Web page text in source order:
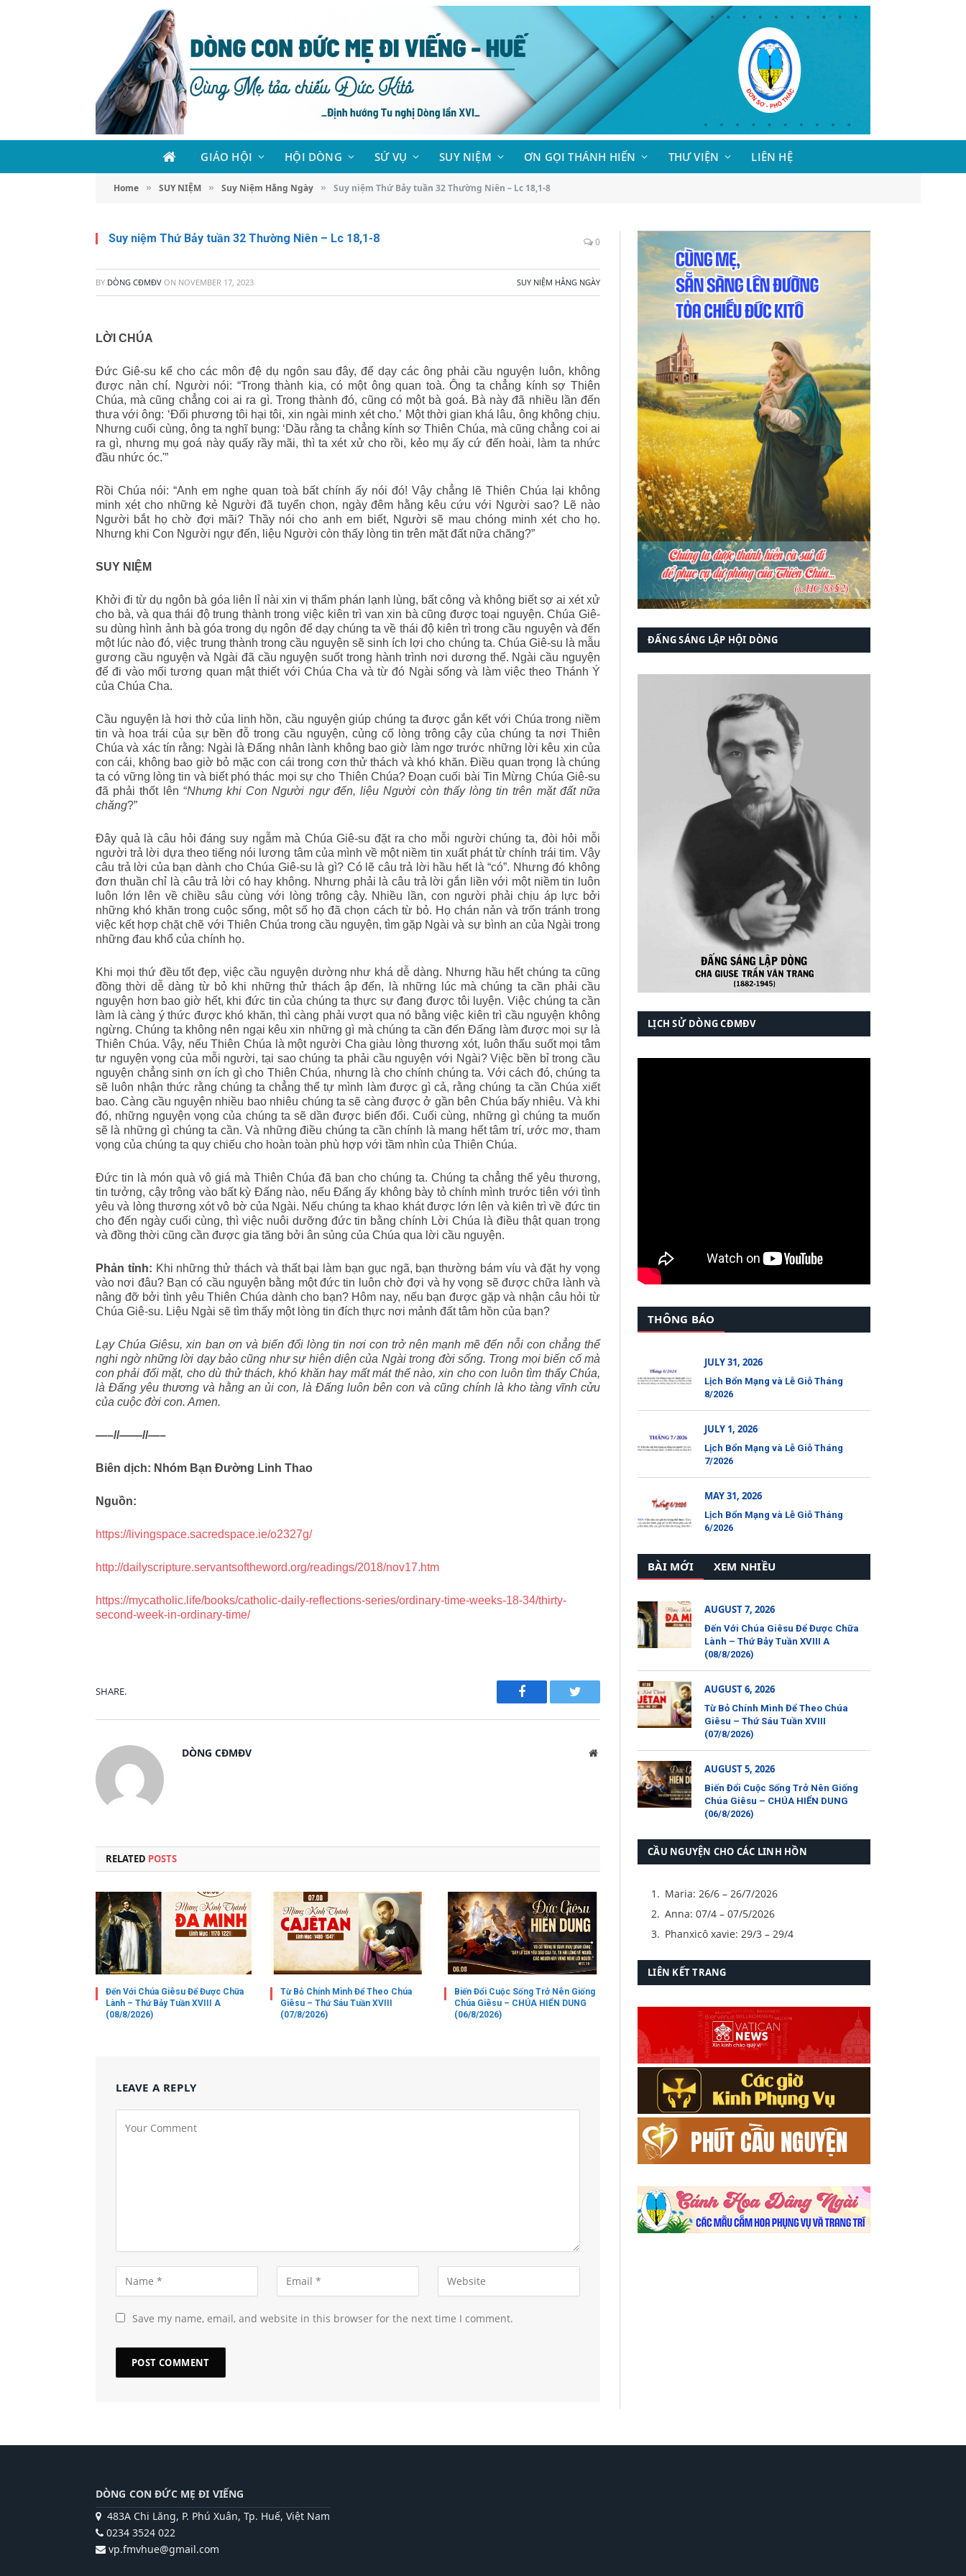
GIÁO HỘI HỘI DÒNG SỨ VỤ SUY NIỆM ƠN GỌI THÁNH HIẾN THƯ VIỆN LIÊN HỆ
Home » SUY NIỆM » Suy Niệm Hằng Ngày » Suy niệm Thứ Bảy tuần 32 Thường Niên – Lc 18,1-8
Suy niệm Thứ Bảy tuần 32 Thường Niên – Lc 18,1-8 0
BY DÒNG CĐMĐV ON NOVEMBER 17, 2023 SUY NIỆM HẰNG NGÀY
LỜI CHÚA
Đức Giê-su kể cho các môn đệ dụ ngôn sau đây, để dạy các ông phải cầu nguyện luôn, không
được nản chí. Người nói: “Trong thành kia, có một ông quan toà. Ông ta chẳng kính sợ Thiên
Chúa, mà cũng chẳng coi ai ra gì. Trong thành đó, cũng có một bà goá. Bà này đã nhiều lần đến
thưa với ông: ‘Đối phương tôi hại tôi, xin ngài minh xét cho.’ Một thời gian khá lâu, ông không chịu.
Nhưng cuối cùng, ông ta nghĩ bụng: ‘Dầu rằng ta chẳng kính sợ Thiên Chúa, mà cũng chẳng coi ai
ra gì, nhưng mụ goá này quấy rầy mãi, thì ta xét xử cho rồi, kẻo mụ ấy cứ đến hoài, làm ta nhức
đầu nhức óc.'”
Rồi Chúa nói: “Anh em nghe quan toà bất chính ấy nói đó! Vậy chẳng lẽ Thiên Chúa lại không
minh xét cho những kẻ Người đã tuyển chọn, ngày đêm hằng kêu cứu với Người sao? Lẽ nào
Người bắt họ chờ đợi mãi? Thầy nói cho anh em biết, Người sẽ mau chóng minh xét cho họ.
Nhưng khi Con Người ngự đến, liệu Người còn thấy lòng tin trên mặt đất nữa chăng?”
SUY NIỆM
Khởi đi từ dụ ngôn bà góa liên lỉ nài xin vị thẩm phán lạnh lùng, bất công và không biết sợ ai xét xử
cho bà, và qua thái độ trung thành trong việc kiên trì van xin bà cũng được toại nguyện. Chúa Giê-
su dùng hình ảnh bà góa trong dụ ngôn để dạy chúng ta về thái độ kiên trì trong cầu nguyện và đến
một lúc nào đó, việc trung thành trong cầu nguyện sẽ sinh ích lợi cho chúng ta. Chúa Giê-su là mẫu
gương cầu nguyện và Ngài đã cầu nguyện suốt trong hành trình nơi dương thế. Ngài cầu nguyện
để đi vào mối tương quan mật thiết với Chúa Cha và từ đó Ngài sống và làm việc theo Thánh Ý
của Chúa Cha.
Cầu nguyện là hơi thở của linh hồn, cầu nguyện giúp chúng ta được gắn kết với Chúa trong niềm
tin và hoa trái của sự bền đỗ trong cầu nguyện, củng cố lòng trông cậy của chúng ta nơi Thiên
Chúa và xác tín rằng: Ngài là Đấng nhân lành không bao giờ làm ngơ trước những lời kêu xin của
con cái, không bao giờ bỏ mặc con cái trong cơn thử thách và khó khăn. Điều quan trọng là chúng
ta có vững lòng tin và biết phó thác mọi sự cho Thiên Chúa? Đoạn cuối bài Tin Mừng Chúa Giê-su
đã phải thốt lên “Nhưng khi Con Người ngự đến, liệu Người còn thấy lòng tin trên mặt đất nữa
chăng?”
Đây quả là câu hỏi đáng suy ngẫm mà Chúa Giê-su đặt ra cho mỗi người chúng ta, đòi hỏi mỗi
người trả lời dựa theo tiếng nói lương tâm của mình về một niềm tin xuất phát từ chính trái tim. Vậy
câu trả lời của bạn dành cho Chúa Giê-su là gì? Có lẽ câu trả lời hầu hết là “có”. Nhưng đó không
đơn thuần chỉ là câu trả lời có hay không. Nhưng phải là câu trả lời gắn liền với một niềm tin luôn
luôn lớn lên về chiều sâu cùng với lòng trông cậy. Nhiều lần, con người phải chịu áp lực bởi
những khó khăn trong cuộc sống, một số họ đã chọn cách từ bỏ. Họ chán nản và trốn tránh trong
việc kết hợp chặt chẽ với Thiên Chúa trong cầu nguyện, tìm gặp Ngài và sự bình an của Ngài trong
những đau khổ của chính họ.
Khi mọi thứ đều tốt đẹp, việc cầu nguyện dường như khá dễ dàng. Nhưng hầu hết chúng ta cũng
đồng thời dễ dàng từ bỏ khi những thử thách ập đến, là những lúc mà chúng ta cần phải cầu
nguyện hơn bao giờ hết, khi đức tin của chúng ta thực sự đang được tôi luyện. Việc chúng ta cần
làm là càng ý thức được khó khăn, thì càng phải vượt qua nó bằng việc kiên trì cầu nguyện không
ngừng. Chúng ta không nên ngại kêu xin những gì mà chúng ta cần đến Đấng làm được mọi sự là
Thiên Chúa. Vậy, nếu Thiên Chúa là một người Cha giàu lòng thương xót, luôn thấu suốt mọi tâm
tư nguyện vọng của mỗi người, tại sao chúng ta phải cầu nguyện với Ngài? Việc bền bỉ trong cầu
nguyện chẳng sinh ơn ích gì cho Thiên Chúa, nhưng là cho chính chúng ta. Với cách đó, chúng ta
sẽ luôn nhận thức rằng chúng ta chẳng thể tự mình làm được gì cả, rằng chúng ta cần Chúa xiết
bao. Càng cầu nguyện nhiều bao nhiêu chúng ta sẽ càng được ở gần bên Chúa bấy nhiêu. Và khi
đó, những nguyện vọng của chúng ta sẽ dần được biến đổi. Cuối cùng, những gì chúng ta muốn
sẽ là những gì chúng ta cần. Và những điều chúng ta cần chính là mang hết tâm trí, ước mơ, tham
vọng của chúng ta quy chiếu cho hoàn toàn phù hợp với tầm nhìn của Thiên Chúa.
Đức tin là món quà vô giá mà Thiên Chúa đã ban cho chúng ta. Chúng ta chẳng thể yêu thương,
tin tưởng, cậy trông vào bất kỳ Đấng nào, nếu Đấng ấy không bày tỏ chính mình trước tiên với tình
yêu và lòng thương xót vô bờ của Ngài. Nếu chúng ta khao khát được lớn lên và kiên trì về đức tin
cho đến ngày cuối cùng, thì việc nuôi dưỡng đức tin bằng chính Lời Chúa là điều thật quan trọng
và đồng thời cũng cần được gia tăng bởi ân sủng của Chúa qua lời cầu nguyện.
Phản tỉnh: Khi những thử thách và thất bại làm bạn gục ngã, bạn thường bám víu và đặt hy vọng
vào nơi đâu? Bạn có cầu nguyện bằng một đức tin luôn chờ đợi và hy vọng sẽ được chữa lành và
nâng đỡ bởi tình yêu Thiên Chúa dành cho bạn? Hôm nay, nếu bạn được gặp và nhận câu hỏi từ
Chúa Giê-su. Liệu Ngài sẽ tìm thấy một lòng tin đích thực nơi mảnh đất tâm hồn của bạn?
Lạy Chúa Giêsu, xin ban ơn và biến đổi lòng tin nơi con trở nên mạnh mẽ đến nỗi con chẳng thể
nghi ngờ những lời dạy bảo cũng như sự hiện diện của Ngài trong đời sống. Trong mọi biến cố mà
con phải đối mặt, cho dù thử thách, khó khăn hay mất mát thế nào, xin cho con luôn tìm thấy Chúa,
là Đấng yêu thương và hằng an ủi con, là Đấng luôn bên con và cũng chính là kho tàng vĩnh cửu
của cuộc đời con. Amen.
—–//——//—–
Biên dịch: Nhóm Bạn Đường Linh Thao
Nguồn:
https://livingspace.sacredspace.ie/o2327g/
http://dailyscripture.servantsoftheword.org/readings/2018/nov17.htm
https://mycatholic.life/books/catholic-daily-reflections-series/ordinary-time-weeks-18-34/thirty-
second-week-in-ordinary-time/
SHARE.
Facebook Twitter
DÒNG CĐMĐV Website
RELATED POSTS
Đến Với Chúa Giêsu Để Được Chữa
Lành – Thứ Bảy Tuần XVIII A
(08/8/2026)
Từ Bỏ Chính Mình Để Theo Chúa
Giêsu – Thứ Sáu Tuần XVIII
(07/8/2026)
Biến Đổi Cuộc Sống Trở Nên Giống
Chúa Giêsu – CHÚA HIỂN DUNG
(06/8/2026)
LEAVE A REPLY
Save my name, email, and website in this browser for the next time I comment.
ĐẤNG SÁNG LẬP HỘI DÒNG
LỊCH SỬ DÒNG CĐMĐV
THÔNG BÁO
JULY 31, 2026
Lịch Bổn Mạng và Lễ Giỗ Tháng
8/2026
JULY 1, 2026
Lịch Bổn Mạng và Lễ Giỗ Tháng
7/2026
MAY 31, 2026
Lịch Bổn Mạng và Lễ Giỗ Tháng
6/2026
BÀI MỚI XEM NHIỀU
AUGUST 7, 2026
Đến Với Chúa Giêsu Để Được Chữa
Lành – Thứ Bảy Tuần XVIII A
(08/8/2026)
AUGUST 6, 2026
Từ Bỏ Chính Mình Để Theo Chúa
Giêsu – Thứ Sáu Tuần XVIII
(07/8/2026)
AUGUST 5, 2026
Biến Đổi Cuộc Sống Trở Nên Giống
Chúa Giêsu – CHÚA HIỂN DUNG
(06/8/2026)
CẦU NGUYỆN CHO CÁC LINH HỒN
Maria: 26/6 – 26/7/2026
Anna: 07/4 – 07/5/2026
Phanxicô xavie: 29/3 – 29/4
LIÊN KẾT TRANG
DÒNG CON ĐỨC MẸ ĐI VIẾNG
483A Chi Lăng, P. Phú Xuân, Tp. Huế, Việt Nam
0234 3524 022
vp.fmvhue@gmail.com